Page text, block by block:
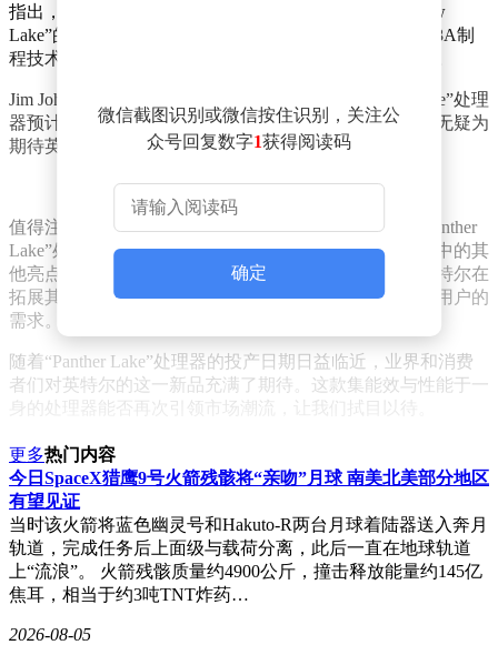
指出，这款处理器将集“Lunar Lake”的卓越能效与“Arrow
Lake”的强大性能于一身，并采用英特尔最先进的Intel 18A制
程技术。这一结合有望为用户带来前所未有的使用体验。
Jim Johnson还确认了一个令人振奋的消息：“Panther Lake”处理
器预计将在今年晚些时候正式投产。这一时间表的公布无疑为
期待英特尔新品的用户们打了一剂强心针。
值得注意的是，在Jim Johnson展示的幻灯片中，除了“Panther
Lake”处理器外，还提到了英特尔客户端AI PC产品类目中的其
他亮点，包括掌机设备和独立显卡。这一信息表明，英特尔在
拓展其产品线方面正朝着多元化方向发展，以满足不同用户的
需求。
随着“Panther Lake”处理器的投产日期日益临近，业界和消费
者们对英特尔的这一新品充满了期待。这款集能效与性能于一
身的处理器能否再次引领市场潮流，让我们拭目以待。
微信截图识别或微信按住识别，关注公
众号回复数字1获得阅读码
确定
更多热门内容
今日SpaceX猎鹰9号火箭残骸将“亲吻”月球 南美北美部分地区
有望见证
当时该火箭将蓝色幽灵号和Hakuto-R两台月球着陆器送入奔月
轨道，完成任务后上面级与载荷分离，此后一直在地球轨道
上“流浪”。 火箭残骸质量约4900公斤，撞击释放能量约145亿
焦耳，相当于约3吨TNT炸药…
2026-08-05